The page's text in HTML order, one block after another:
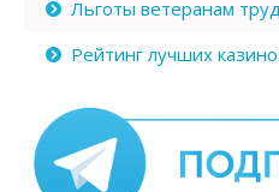
Льготы ветеранам
Рейтинг лучших казино